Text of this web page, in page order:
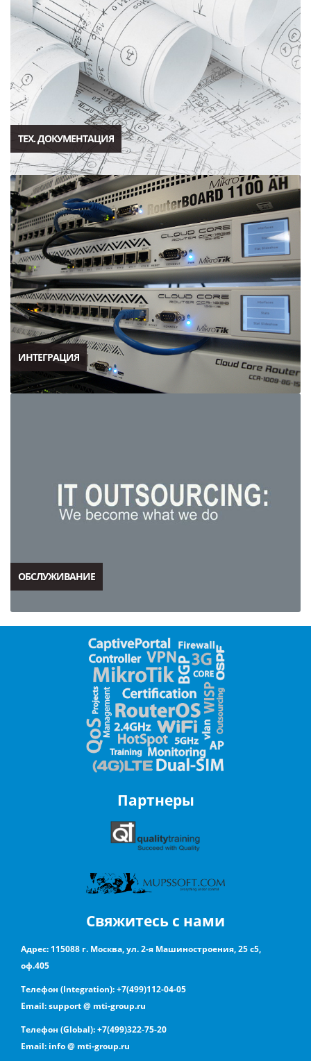
ТЕХ. ДОКУМЕНТАЦИЯ
ИНТЕГРАЦИЯ
ОБСЛУЖИВАНИЕ
Партнеры
Свяжитесь с нами
Адрес: 115088 г. Москва, ул. 2-я Машиностроения, 25 с5,
оф.405
Телефон (Integration):+7(499)112-04-05
Email:support @ mti-group.ru
Телефон (Global):+7(499)322-75-20
Email: info @ mti-group.ru